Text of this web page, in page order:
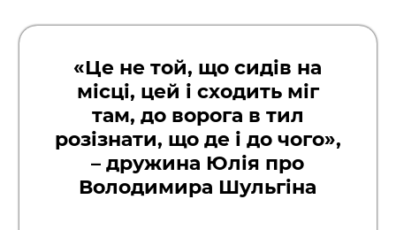
«Це не той, що сидів на
місці, цей і сходить міг
там, до ворога в тил
розізнати, що де і до чого»,
– дружина Юлія про
Володимира Шульгіна